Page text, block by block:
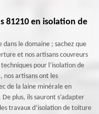
81210 en isolation de
dans le domaine ; sachez que
et nos artisans couvreurs
pour l’isolation de
artisans ont les
de la laine minérale en
plus, ils sauront s’adapter
travaux d’isolation de toiture